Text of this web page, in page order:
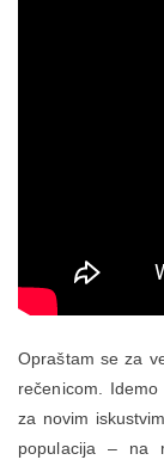
Opraštam se za
rečenicom.
za novim
populacija – na